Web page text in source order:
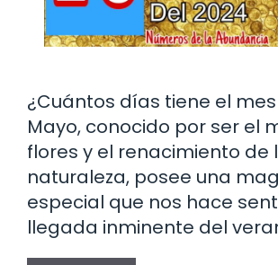
¿Cuántos días tiene el
Mayo, conocido por ser el
flores y el renacimiento de
naturaleza, posee una
especial que nos hace
llegada inminente del